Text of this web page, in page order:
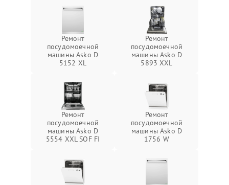
Ремонт
посудомоечной
машины Asko D
5152 XL
Ремонт
посудомоечной
машины Asko D
5893 XXL
Ремонт
посудомоечной
машины Asko D
5554 XXL SOF FI
Ремонт
посудомоечной
машины Asko D
1756 W